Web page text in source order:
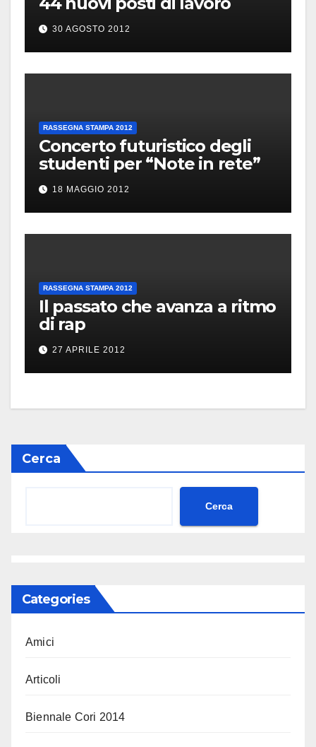
30 AGOSTO 2012
RASSEGNA STAMPA 2012
Concerto futuristico degli
studenti per “Note in rete”
18 MAGGIO 2012
RASSEGNA STAMPA 2012
Il passato che avanza a ritmo
di rap
27 APRILE 2012
Cerca
Cerca
Categories
Amici
Articoli
Biennale Cori 2014